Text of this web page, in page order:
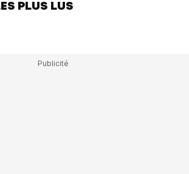
PLUS LUS